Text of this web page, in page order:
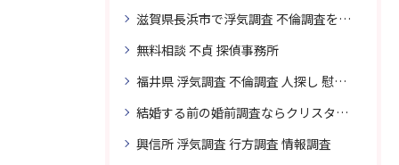
滋賀県長浜市で浮気調査 不倫調査を頼むなら
無料相談 不貞 探偵事務所
福井県 浮気調査 不倫調査 人探し 慰謝料 請求 裁判 相談 探偵 探偵事務所
結婚する前の婚前調査ならクリスタル探偵事務所へお問い合わせ
興信所 浮気調査 行方調査 情報調査